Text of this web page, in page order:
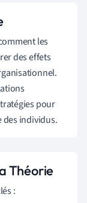
les
des effets
pour
des individus.
Théorie
: